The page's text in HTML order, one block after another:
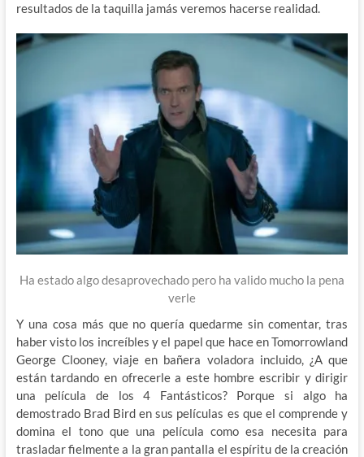
resultados de la taquilla jamás veremos hacerse realidad.
Ha estado algo desaprovechado pero ha valido mucho la pena
verle
Y una cosa más que no quería quedarme sin comentar, tras
haber visto los increíbles y el papel que hace en Tomorrowland
George Clooney, viaje en bañera voladora incluido, ¿A que
están tardando en ofrecerle a este hombre escribir y dirigir
una película de los 4 Fantásticos? Porque si algo ha
demostrado Brad Bird en sus películas es que el comprende y
domina el tono que una película como esa necesita para
trasladar fielmente a la gran pantalla el espíritu de la creación